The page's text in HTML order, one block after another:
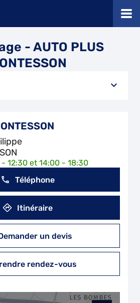
- AUTO PLUS
12:30 et 14:00 - 18:30
Téléphone
Itinéraire
un devis
rendez-vous